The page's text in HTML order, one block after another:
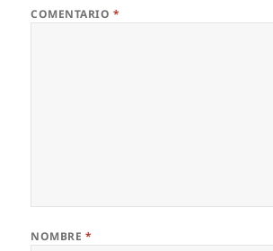
COMENTARIO *
NOMBRE *